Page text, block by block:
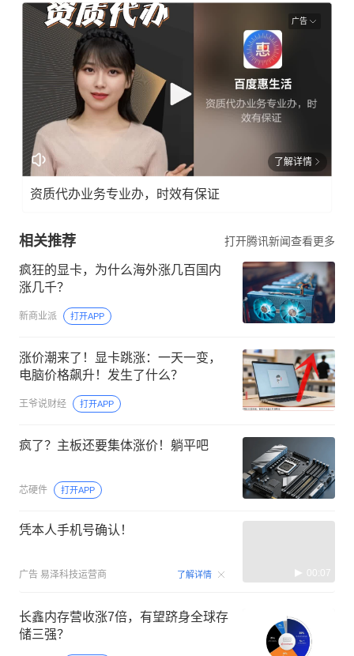
广告
了解详情
资质代办业务专业办，时效有保证
相关推荐 打开腾讯新闻查看更多
疯狂的显卡，为什么海外涨几百国内
涨几千？
新商业派 打开APP
涨价潮来了！显卡跳涨：一天一变，
电脑价格飙升！发生了什么？
王爷说财经 打开APP
疯了？主板还要集体涨价！躺平吧
芯硬件 打开APP
凭本人手机号确认！
广告 易泽科技运营商 了解详情 00:07
长鑫内存营收涨7倍，有望跻身全球存
储三强？